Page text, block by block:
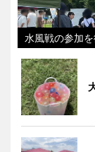
水風戦の参加